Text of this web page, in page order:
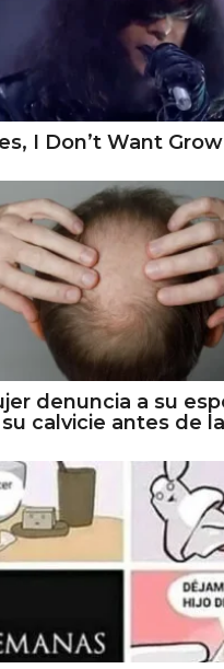
I Don’t Want
denuncia a su
calvicie antes de